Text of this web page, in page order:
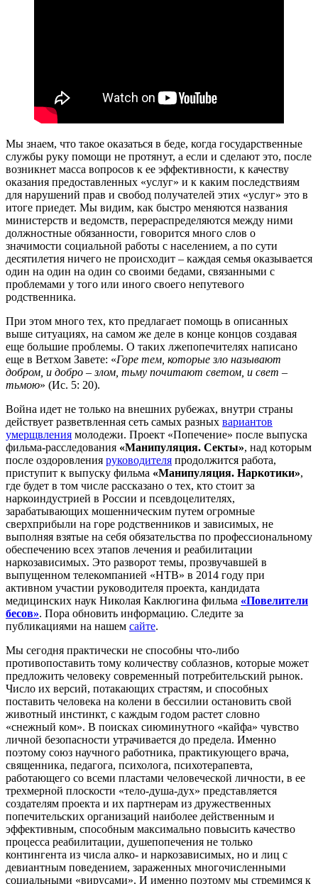
Мы знаем, что такое оказаться в беде, когда государственные
службы руку помощи не протянут, а если и сделают это, после
возникнет масса вопросов к ее эффективности, к качеству
оказания предоставленных «услуг» и к каким последствиям
для нарушений прав и свобод получателей этих «услуг» это в
итоге приедет. Мы видим, как быстро меняются названия
министерств и ведомств, перераспределяются между ними
должностные обязанности, говорится много слов о
значимости социальной работы с населением, а по сути
десятилетия ничего не происходит – каждая семья оказывается
один на один на один со своими бедами, связанными с
проблемами у того или иного своего непутевого
родственника.
При этом много тех, кто предлагает помощь в описанных
выше ситуациях, на самом же деле в конце концов создавая
еще большие проблемы. О таких лжепопечителях написано
еще в Ветхом Завете: «Горе тем, которые зло называют
добром, и добро – злом, тьму почитают светом, и свет –
тьмою» (Ис. 5: 20).
Война идет не только на внешних рубежах, внутри страны
действует разветвленная сеть самых разных вариантов
умерщвления молодежи. Проект «Попечение» после выпуска
фильма-расследования «Манипуляция. Секты», над которым
после оздоровления руководителя продолжится работа,
приступит к выпуску фильма «Манипуляция. Наркотики»,
где будет в том числе рассказано о тех, кто стоит за
наркоиндустрией в России и псевдоцелителях,
зарабатывающих мошенническим путем огромные
сверхприбыли на горе родственников и зависимых, не
выполняя взятые на себя обязательства по профессиональному
обеспечению всех этапов лечения и реабилитации
наркозависимых. Это разворот темы, прозвучавшей в
выпущенном телекомпанией «НТВ» в 2014 году при
активном участии руководителя проекта, кандидата
медицинских наук Николая Каклюгина фильма «Повелители
бесов». Пора обновить информацию. Следите за
публикациями на нашем сайте.
Мы сегодня практически не способны что-либо
противопоставить тому количеству соблазнов, которые может
предложить человеку современный потребительский рынок.
Число их версий, потакающих страстям, и способных
поставить человека на колени в бессилии остановить свой
животный инстинкт, с каждым годом растет словно
«снежный ком». В поисках сиюминутного «кайфа» чувство
личной безопасности утрачивается до предела. Именно
поэтому союз научного работника, практикующего врача,
священника, педагога, психолога, психотерапевта,
работающего со всеми пластами человеческой личности, в ее
трехмерной плоскости «тело-душа-дух» представляется
создателям проекта и их партнерам из дружественных
попечительских организаций наиболее действенным и
эффективным, способным максимально повысить качество
процесса реабилитации, душепопечения не только
контингента из числа алко- и наркозависимых, но и лиц с
девиантным поведением, зараженных многочисленными
социальными «вирусами». И именно поэтому мы стремимся к